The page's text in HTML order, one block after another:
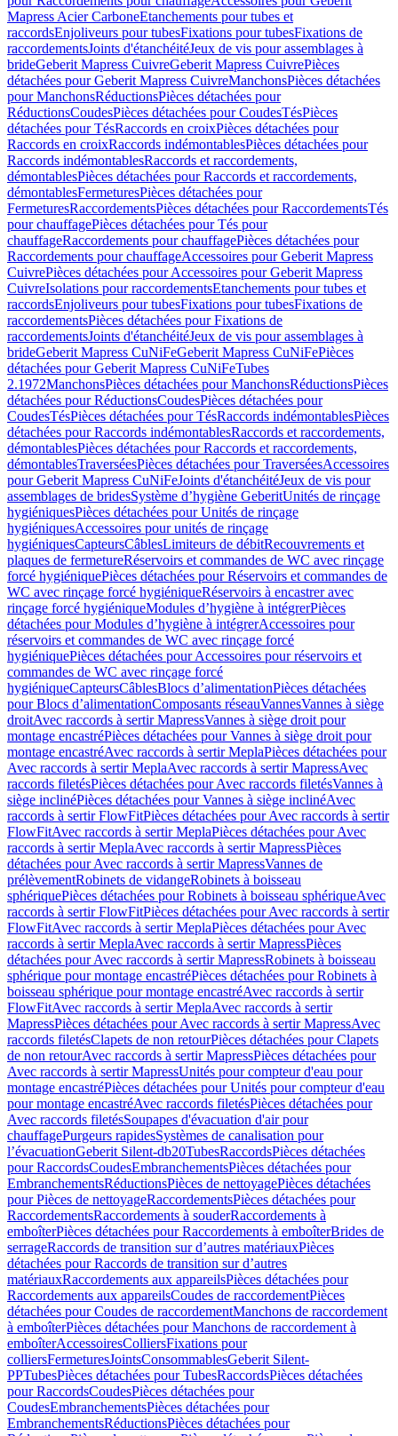
Mapress Acier CarboneEtanchements pour tubes et
raccordsEnjoliveurs pour tubesFixations pour tubesFixations de
raccordementsJoints d'étanchéitéJeux de vis pour assemblages à
brideGeberit Mapress CuivreGeberit Mapress CuivrePièces
détachées pour Geberit Mapress CuivreManchonsPièces détachées
pour ManchonsRéductionsPièces détachées pour
RéductionsCoudesPièces détachées pour CoudesTésPièces
détachées pour TésRaccords en croixPièces détachées pour
Raccords en croixRaccords indémontablesPièces détachées pour
Raccords indémontablesRaccords et raccordements,
démontablesPièces détachées pour Raccords et raccordements,
démontablesFermeturesPièces détachées pour
FermeturesRaccordementsPièces détachées pour RaccordementsTés
pour chauffagePièces détachées pour Tés pour
chauffageRaccordements pour chauffagePièces détachées pour
Raccordements pour chauffageAccessoires pour Geberit Mapress
CuivrePièces détachées pour Accessoires pour Geberit Mapress
CuivreIsolations pour raccordementsEtanchements pour tubes et
raccordsEnjoliveurs pour tubesFixations pour tubesFixations de
raccordementsPièces détachées pour Fixations de
raccordementsJoints d'étanchéitéJeux de vis pour assemblages à
brideGeberit Mapress CuNiFeGeberit Mapress CuNiFePièces
détachées pour Geberit Mapress CuNiFeTubes
2.1972ManchonsPièces détachées pour ManchonsRéductionsPièces
détachées pour RéductionsCoudesPièces détachées pour
CoudesTésPièces détachées pour TésRaccords indémontablesPièces
détachées pour Raccords indémontablesRaccords et raccordements,
démontablesPièces détachées pour Raccords et raccordements,
démontablesTraverséesPièces détachées pour TraverséesAccessoires
pour Geberit Mapress CuNiFeJoints d'étanchéitéJeux de vis pour
assemblages de bridesSystème d’hygiène GeberitUnités de rinçage
hygiéniquesPièces détachées pour Unités de rinçage
hygiéniquesAccessoires pour unités de rinçage
hygiéniquesCapteursCâblesLimiteurs de débitRecouvrements et
plaques de fermetureRéservoirs et commandes de WC avec rinçage
forcé hygiéniquePièces détachées pour Réservoirs et commandes de
WC avec rinçage forcé hygiéniqueRéservoirs à encastrer avec
rinçage forcé hygiéniqueModules d’hygiène à intégrerPièces
détachées pour Modules d’hygiène à intégrerAccessoires pour
réservoirs et commandes de WC avec rinçage forcé
hygiéniquePièces détachées pour Accessoires pour réservoirs et
commandes de WC avec rinçage forcé
hygiéniqueCapteursCâblesBlocs d’alimentationPièces détachées
pour Blocs d’alimentationComposants réseauVannesVannes à siège
droitAvec raccords à sertir MapressVannes à siège droit pour
montage encastréPièces détachées pour Vannes à siège droit pour
montage encastréAvec raccords à sertir MeplaPièces détachées pour
Avec raccords à sertir MeplaAvec raccords à sertir MapressAvec
raccords filetésPièces détachées pour Avec raccords filetésVannes à
siège inclinéPièces détachées pour Vannes à siège inclinéAvec
raccords à sertir FlowFitPièces détachées pour Avec raccords à sertir
FlowFitAvec raccords à sertir MeplaPièces détachées pour Avec
raccords à sertir MeplaAvec raccords à sertir MapressPièces
détachées pour Avec raccords à sertir MapressVannes de
prélèvementRobinets de vidangeRobinets à boisseau
sphériquePièces détachées pour Robinets à boisseau sphériqueAvec
raccords à sertir FlowFitPièces détachées pour Avec raccords à sertir
FlowFitAvec raccords à sertir MeplaPièces détachées pour Avec
raccords à sertir MeplaAvec raccords à sertir MapressPièces
détachées pour Avec raccords à sertir MapressRobinets à boisseau
sphérique pour montage encastréPièces détachées pour Robinets à
boisseau sphérique pour montage encastréAvec raccords à sertir
FlowFitAvec raccords à sertir MeplaAvec raccords à sertir
MapressPièces détachées pour Avec raccords à sertir MapressAvec
raccords filetésClapets de non retourPièces détachées pour Clapets
de non retourAvec raccords à sertir MapressPièces détachées pour
Avec raccords à sertir MapressUnités pour compteur d'eau pour
montage encastréPièces détachées pour Unités pour compteur d'eau
pour montage encastréAvec raccords filetésPièces détachées pour
Avec raccords filetésSoupapes d'évacuation d'air pour
chauffagePurgeurs rapidesSystèmes de canalisation pour
l’évacuationGeberit Silent-db20TubesRaccordsPièces détachées
pour RaccordsCoudesEmbranchementsPièces détachées pour
EmbranchementsRéductionsPièces de nettoyagePièces détachées
pour Pièces de nettoyageRaccordementsPièces détachées pour
RaccordementsRaccordements à souderRaccordements à
emboîterPièces détachées pour Raccordements à emboîterBrides de
serrageRaccords de transition sur d’autres matériauxPièces
détachées pour Raccords de transition sur d’autres
matériauxRaccordements aux appareilsPièces détachées pour
Raccordements aux appareilsCoudes de raccordementPièces
détachées pour Coudes de raccordementManchons de raccordement
à emboîterPièces détachées pour Manchons de raccordement à
emboîterAccessoiresColliersFixations pour
colliersFermeturesJointsConsommablesGeberit Silent-
PPTubesPièces détachées pour TubesRaccordsPièces détachées
pour RaccordsCoudesPièces détachées pour
CoudesEmbranchementsPièces détachées pour
EmbranchementsRéductionsPièces détachées pour